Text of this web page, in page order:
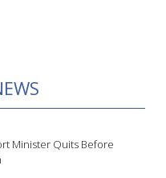
Minister Quits Before